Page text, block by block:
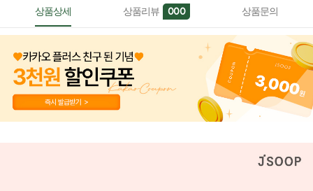
상품상세 상품리뷰 000 상품문의